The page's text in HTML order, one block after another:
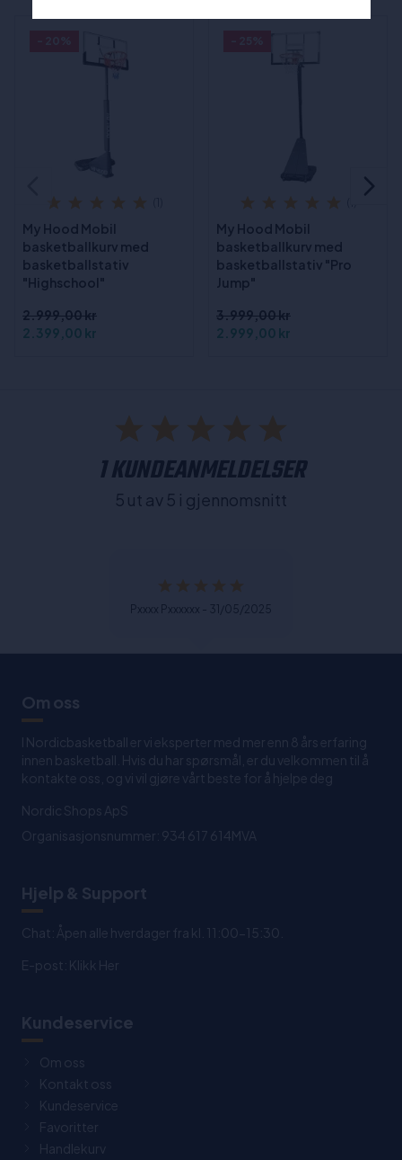
My Hood Mobil
basketballkurv med
basketballstativ
"Highschool"
2.999,00 kr
2.399,00 kr
My Hood Mobil
basketballkurv med
basketballstativ "Pro
Jump"
3.999,00 kr
2.999,00 kr
1 KUNDEANMELDELSER
5 ut av 5 i gjennomsnitt
Pxxxx Pxxxxxx - 31/05/2025
Om oss
I Nordicbasketball er vi eksperter med mer enn 8 års erfaring
innen basketball. Hvis du har spørsmål, er du velkommen til å
kontakte oss, og vi vil gjøre vårt beste for å hjelpe deg
Nordic Shops ApS
Organisasjonsnummer: 934 617 614MVA
Hjelp & Support
Chat: Åpen alle hverdager fra kl. 11:00-15:30.
E-post: Klikk Her
Kundeservice
Om oss
Kontakt oss
Kundeservice
Favoritter
Handlekurv